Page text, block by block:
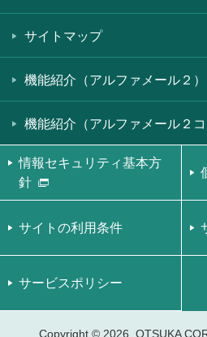
サイトマップ
機能紹介（アルファメール２）
機能紹介（アルファメール２コ
情報セキュリティ基本方
針
サイトの利用条件
サービスポリシー
Copyright © OTSUKA